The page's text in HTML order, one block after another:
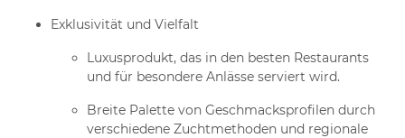
Exklusivität und Vielfalt
Luxusprodukt, das in den besten Restaurants
und für besondere Anlässe serviert wird.
Breite Palette von Geschmacksprofilen durch
verschiedene Zuchtmethoden und regionale